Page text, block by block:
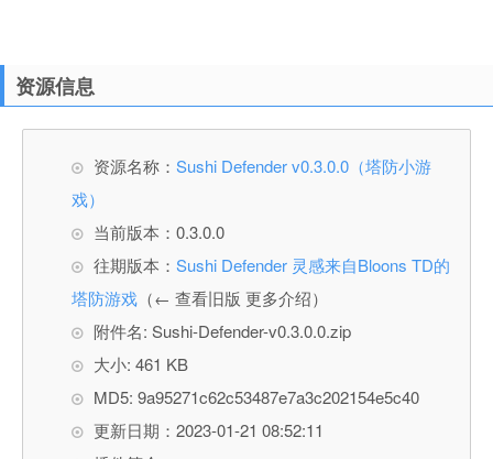
资源信息
资源名称： Sushi Defender v0.3.0.0（塔防小游
戏）
当前版本：0.3.0.0
往期版本： Sushi Defender 灵感来自Bloons TD的
塔防游戏 （← 查看旧版 更多介绍）
附件名: Sushi-Defender-v0.3.0.0.zip
大小: 461 KB
MD5: 9a95271c62c53487e7a3c202154e5c40
更新日期：2023-01-21 08:52:11